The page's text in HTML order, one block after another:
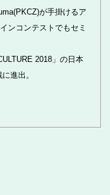
が手掛けるア
ンコンテストでもセミ
2018」の日本
進出。